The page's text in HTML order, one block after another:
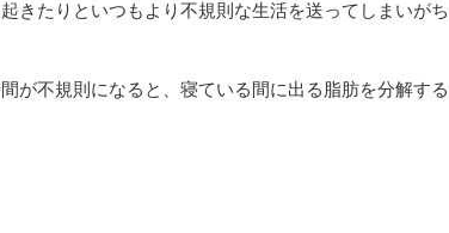
きたりといつもより不規則な生活を送ってしまいがち
が不規則になると、寝ている間に出る脂肪を分解する